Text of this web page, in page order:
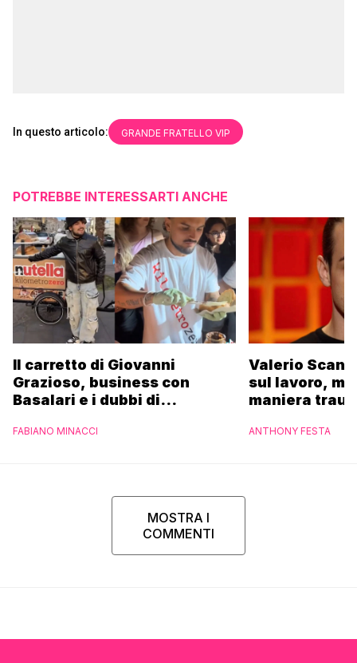
In questo articolo: GRANDE FRATELLO VIP
POTREBBE INTERESSARTI ANCHE
Il carretto di Giovanni
Grazioso, business con
Basalari e i dubbi di
Ferrero”
FABIANO MINACCI
Valerio
sul lavoro,
maniera
ANTHONY FESTA
MOSTRA I
COMMENTI